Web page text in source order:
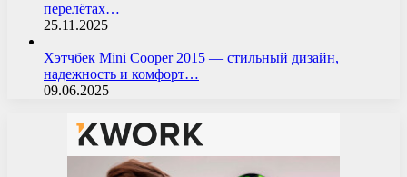
перелётах…
25.11.2025
Хэтчбек Mini Cooper 2015 — стильный дизайн,
надежность и комфорт…
09.06.2025